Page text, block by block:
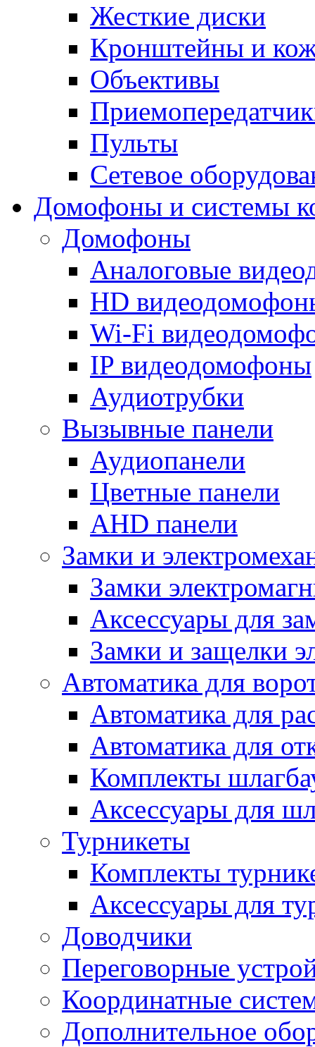
Жесткие диски
Кронштейны и
Объективы
Пульты
Сетевое
Домофоны и системы
Домофоны
Аналоговые
HD
Wi-Fi
IP видеодомофоны
Аудиотрубки
Вызывные панели
Аудиопанели
Цветные панели
AHD панели
Замки и
Замки
Аксессуары для
Замки и защелки
Автоматика для
Автоматика для
Автоматика для
Комплекты
Аксессуары для
Турникеты
Комплекты
Аксессуары для
Доводчики
Переговорные
Координатные
Дополнительное